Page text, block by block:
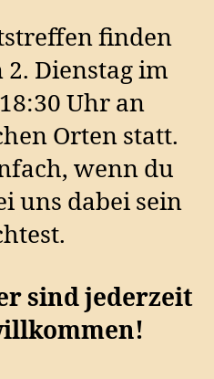
finden
Dienstag im
Uhr an
Orten statt.
wenn du
uns dabei sein
sind jederzeit